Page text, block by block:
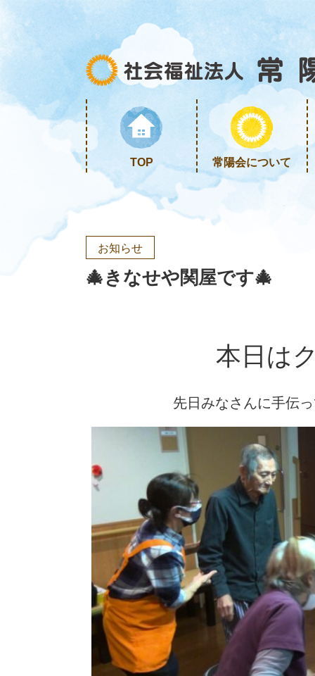
TOP 常陽会について
お知らせ
🎄きなせや関屋です🎄
本日は
先日みなさんに手伝